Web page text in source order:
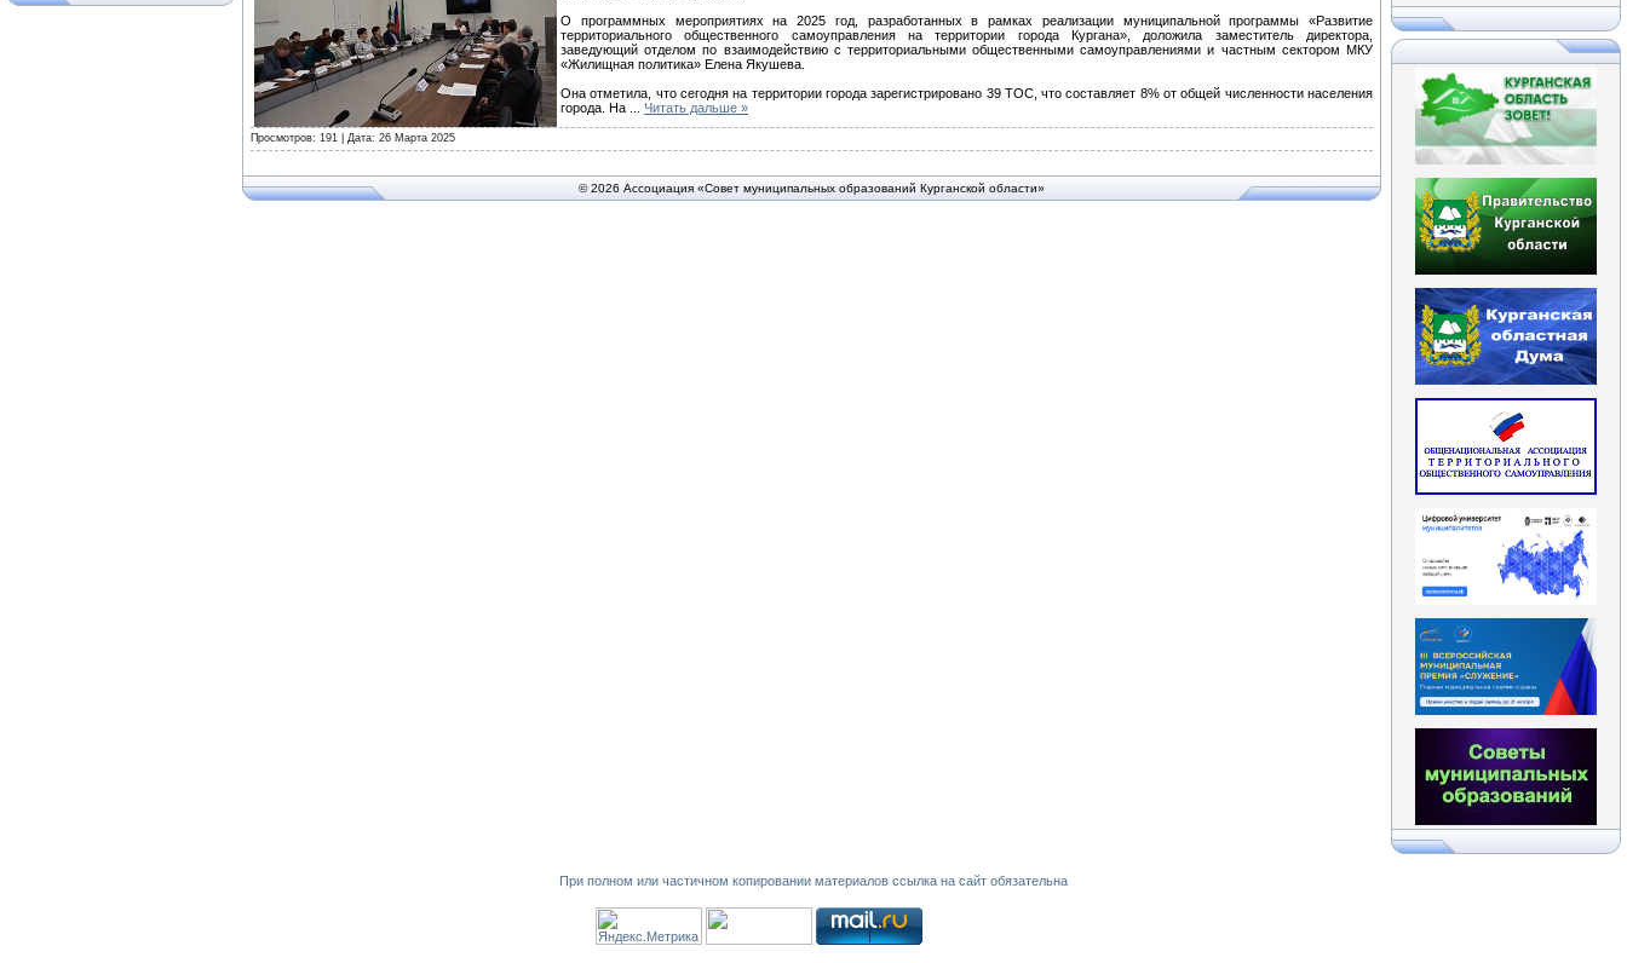
О программных мероприятиях на 2025 год, разработанных в рамках реализации муниципальной программы «Развитие
территориального общественного самоуправления на территории города Кургана», доложила заместитель директора,
заведующий отделом по взаимодействию с территориальными общественными самоуправлениями и частным сектором МКУ
«Жилищная политика» Елена Якушева.
Она отметила, что сегодня на территории города зарегистрировано 39 ТОС, что составляет 8% от общей численности населения
города. На
Читать дальше »
Просмотров: 191 | Дата: 26 Марта 2025
© 2026 Ассоциация «Совет муниципальных образований Курганской области»
При полном или частичном копировании материалов ссылка на сайт обязательна